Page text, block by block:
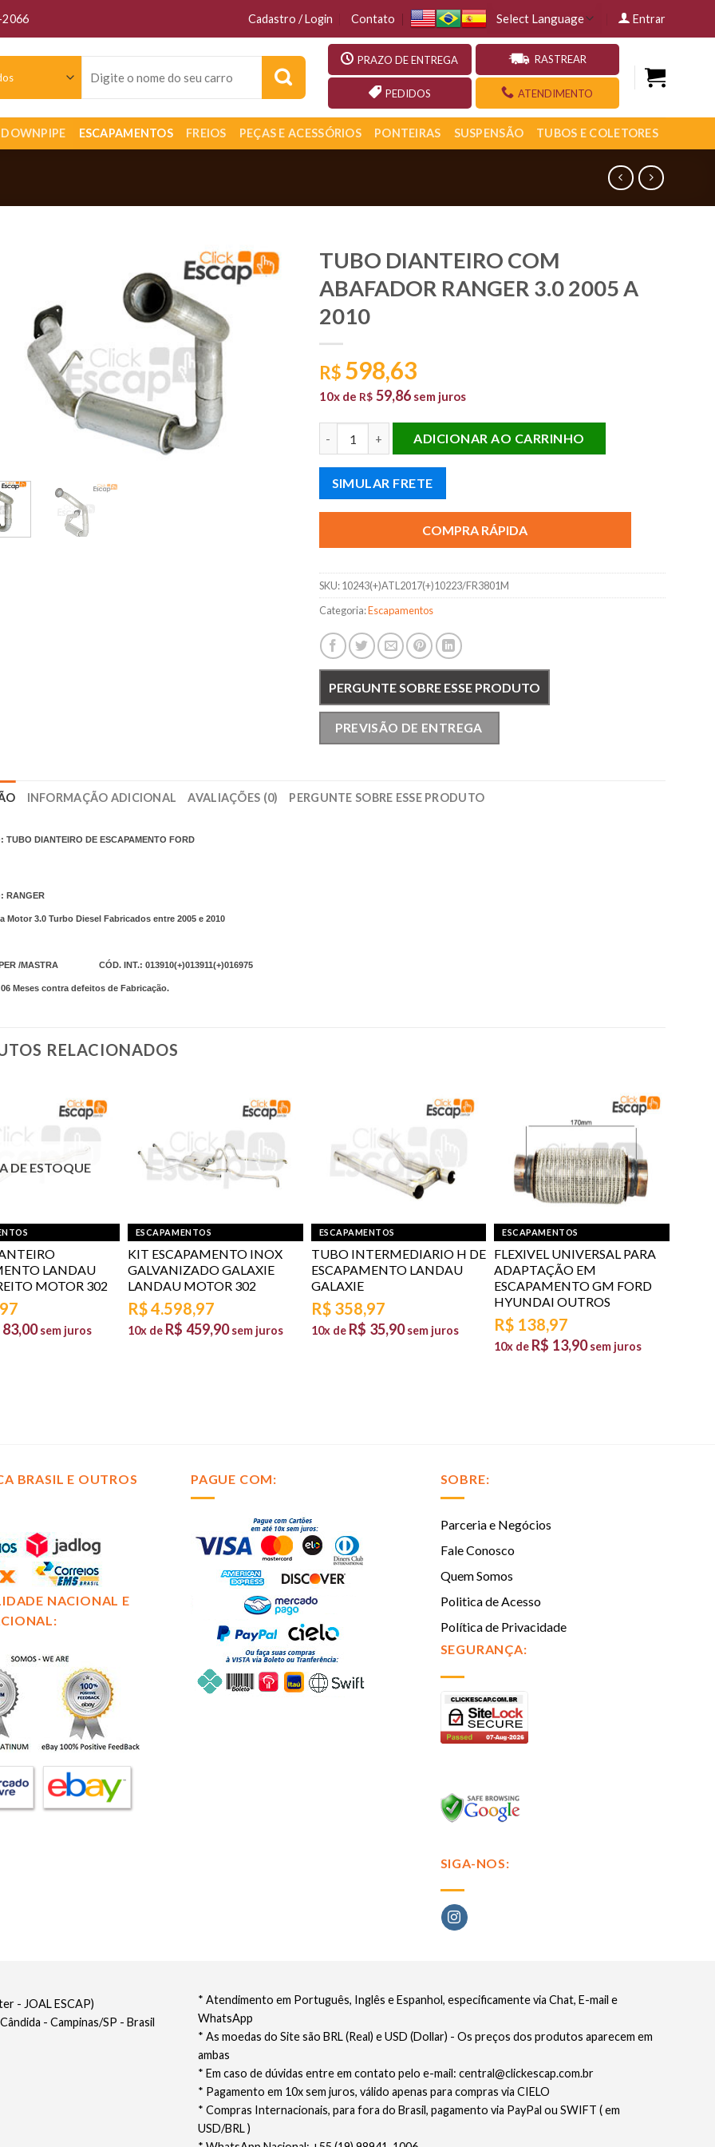
2066 Cadastro / Login Contato Entrar
por:
PRAZO DE ENTREGA
PEDIDOS
RASTREAR
ATENDIMENTO
DOWNPIPE ESCAPAMENTOS FREIOS PEÇAS E ACESSÓRIOS PONTEIRAS SUSPENSÃO TUBOS E COLETORES
TUBO DIANTEIRO COM
ABAFADOR RANGER 3.0 2005 A
2010
R$ 598,63
10x de R$ 59,86 sem juros
ADICIONAR AO CARRINHO
SIMULAR FRETE
COMPRA RÁPIDA
SKU:10243(+)ATL2017(+)10223/FR3801M
Categoria:Escapamentos
PERGUNTE SOBRE ESSE PRODUTO
PREVISÃO DE ENTREGA
INFORMAÇÃO ADICIONAL AVALIAÇÕES (0) PERGUNTE SOBRE ESSE PRODUTO
TUBO DIANTEIRO DE ESCAPAMENTO FORD
RANGER
Motor 3.0 Turbo Diesel Fabricados entre 2005 e 2010
/MASTRA CÓD. INT.: 013910(+)013911(+)016975
Meses contra defeitos de Fabricação.
RELACIONADOS
DE ESTOQUE
LANDAU
MOTOR 302
83,00 sem juros
ESCAPAMENTOS
KIT ESCAPAMENTO INOX
GALVANIZADO GALAXIE
LANDAU MOTOR 302
R$4.598,97
10x de R$ 459,90 sem juros
ESCAPAMENTOS
TUBO INTERMEDIARIO H DE
ESCAPAMENTO LANDAU
GALAXIE
R$ 358,97
10x de R$ 35,90 sem juros
ESCAPAMENTOS
FLEXIVEL UNIVERSAL PARA
ADAPTAÇÃO EM
ESCAPAMENTO GM FORD
HYUNDAI OUTROS
R$ 138,97
10x de R$ 13,90 sem juros
BRASIL E OUTROS
NACIONAL E
PAGUE COM: SOBRE:
Parceria e Negócios
Fale Conosco
Quem Somos
Politica de Acesso
Política de Privacidade
SEGURANÇA:
SIGA-NOS:
* Atendimento em Português, Inglês e Espanhol, especificamente via Chat, E-mail e
WhatsApp
* As moedas do Site são BRL (Real) e USD (Dollar) - Os preços dos produtos aparecem em
ambas
* Em caso de dúvidas entre em contato pelo e-mail: central@clickescap.com.br
* Pagamento em 10x sem juros, válido apenas para compras via CIELO
* Compras Internacionais, para fora do Brasil, pagamento via PayPal ou SWIFT ( em
USD/BRL )
- JOAL ESCAP)
- Campinas/SP - Brasil